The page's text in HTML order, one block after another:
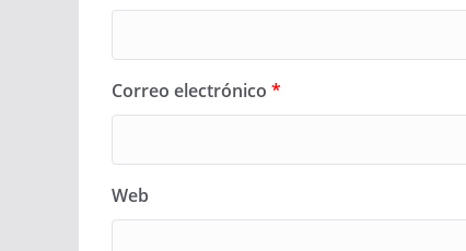
Correo electrónico *
Web